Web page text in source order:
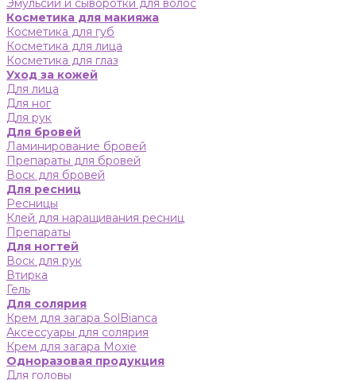
Эмульсии и сыворотки для волос
Косметика для макияжа
Косметика для губ
Косметика для лица
Косметика для глаз
Уход за кожей
Для лица
Для ног
Для рук
Для бровей
Ламинирование бровей
Препараты для бровей
Воск для бровей
Для ресниц
Ресницы
Клей для наращивания ресниц
Препараты
Для ногтей
Воск для рук
Втирка
Гель
Для солярия
Крем для загара SolBianca
Аксессуары для солярия
Крем для загара Moxie
Одноразовая продукция
Для головы